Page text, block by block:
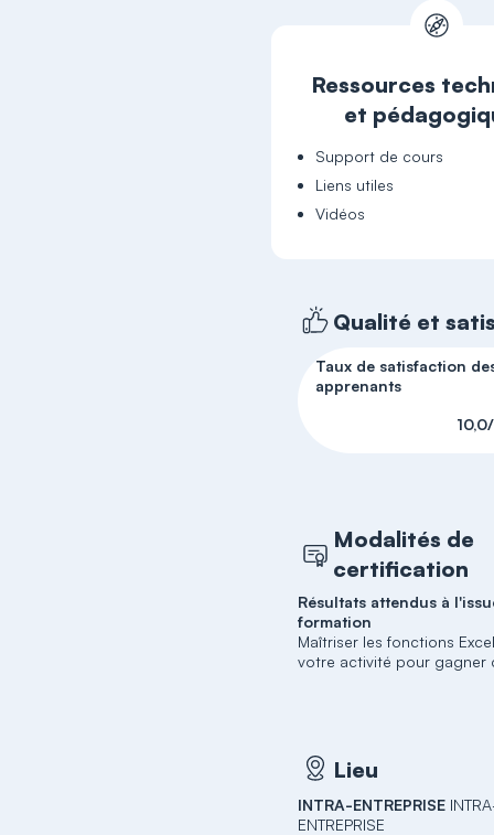
Ressources
et
Support de cours
Liens utiles
Vidéos
Qualité et
Taux de satisfaction
apprenants
Modalités de
certification
Résultats attendus à
formation
Maîtriser les fonctions
votre activité pour gagner
Lieu
INTRA-ENTREPRISE
ENTREPRISE